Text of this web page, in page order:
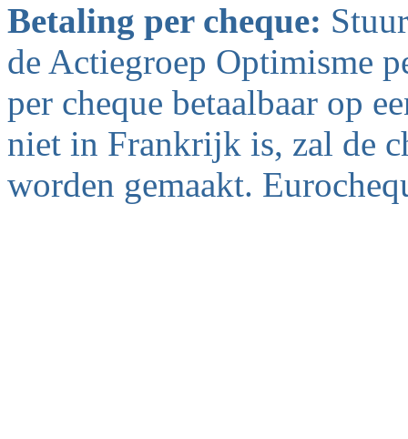
Betaling per cheque:
de Actiegroep Optimisme
per cheque betaalbaar op
niet in Frankrijk is, zal de
worden gemaakt.